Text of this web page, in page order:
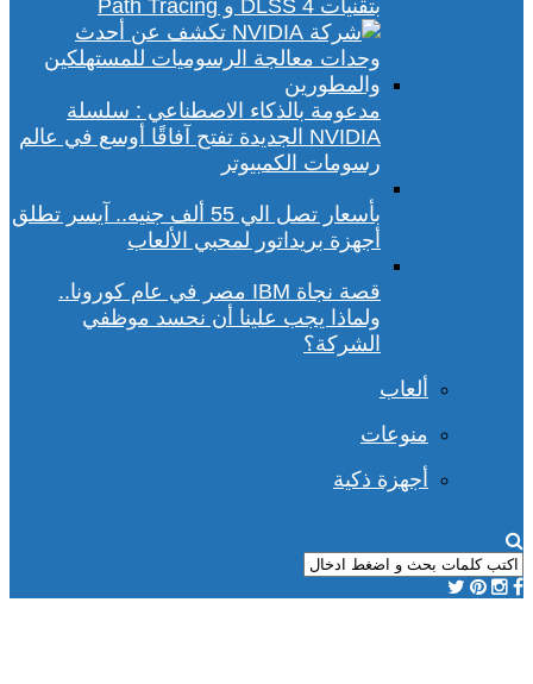
بتقنيات DLSS 4 و Path Tracing
مدعومة بالذكاء الاصطناعي : سلسلة
NVIDIA الجديدة تفتح آفاقًا أوسع في عالم
رسومات الكمبيوتر
بأسعار تصل الي 55 ألف جنيه.. آيسر تطلق
أجهزة بريداتور لمحبي الألعاب
قصة نجاة IBM مصر في عام كورونا..
ولماذا يجب علينا أن نحسد موظفي
الشركة؟
ألعاب
منوعات
أجهزة ذكية